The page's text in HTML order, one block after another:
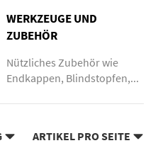
WERKZEUGE UND
ZUBEHÖR
Nützliches Zubehör wie
Endkappen, Blindstopfen,...
ARTIKEL PRO SEITE